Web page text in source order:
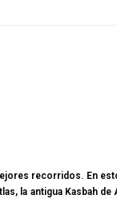
recorridos. En
la antigua Kasbah de